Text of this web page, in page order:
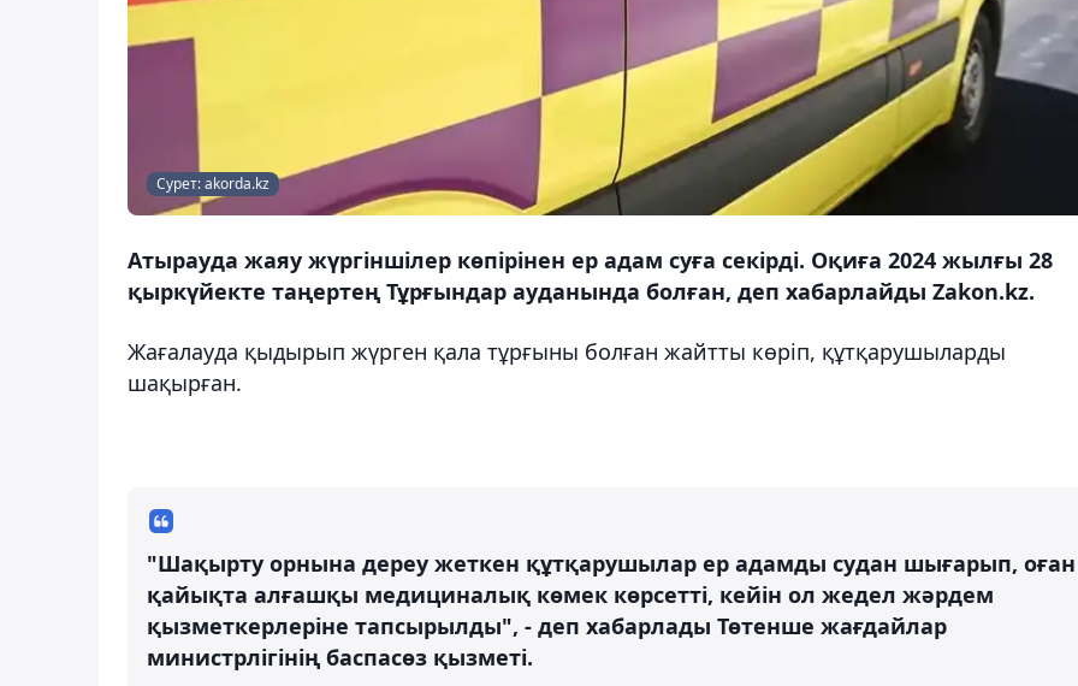
Сурет: akorda.kz
Атырауда жаяу жүргіншілер көпірінен ер адам суға секірді. Оқиға 2024 жылғы 28
қыркүйекте таңертең Тұрғындар ауданында болған, деп хабарлайды Zakon.kz.
Жағалауда қыдырып жүрген қала тұрғыны болған жайтты көріп, құтқарушыларды
шақырған.
"Шақырту орнына дереу жеткен құтқарушылар ер адамды судан шығарып, оған
қайықта алғашқы медициналық көмек көрсетті, кейін ол жедел жәрдем
қызметкерлеріне тапсырылды", - деп хабарлады Төтенше жағдайлар
министрлігінің баспасөз қызметі.